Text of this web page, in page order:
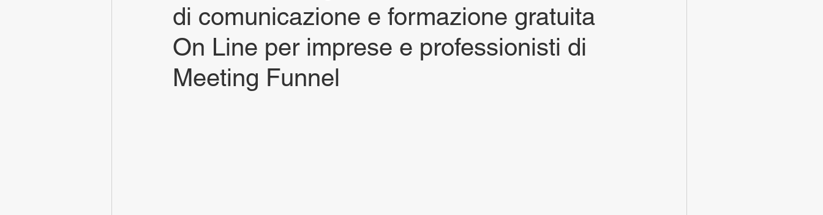
di comunicazione e formazione gratuita
On Line per imprese e professionisti di
Meeting Funnel